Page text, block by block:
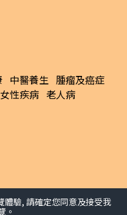
中醫養生 腫瘤及癌症
女性疾病 老人病
驗, 請確定您同意及接受我
。